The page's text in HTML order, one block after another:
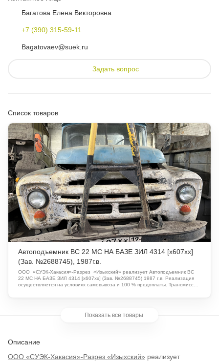
Багатова Елена Викторовна
+7 (390) 315-59-11
Bagatovaev@suek.ru
Задать вопрос
Список товаров
Автоподъемник ВС 22 МС НА БАЗЕ ЗИЛ 4314 [х607хх]
(Зав. №2688745), 1987г.в.
ООО «СУЭК-Хакасия»-Разрез «Изыхский» реализует Автоподъемник ВС
22 МС НА БАЗЕ ЗИЛ 4314 [х607хх] (Зав. №2688745) 1987 г.в. Реализация
осуществляется на условиях самовывоза и 100 % предоплаты. Трансмиссия-
Топливная система- повреждения топливного бака, топливного
система - износ компрессора, тормозной магистрали Навесное
Электрооборудование- повреждения проводки, приборной панели,
генератора
Показать все товары
Описание
ООО «СУЭК-Хакасия»-Разрез «Изыхский» реализует